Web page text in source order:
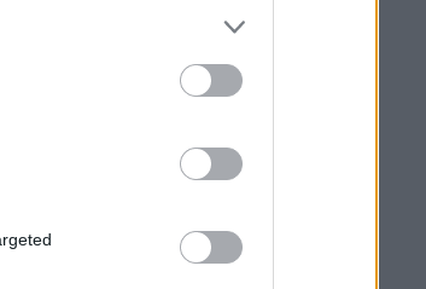
l’India
carburante
compagnie
con le